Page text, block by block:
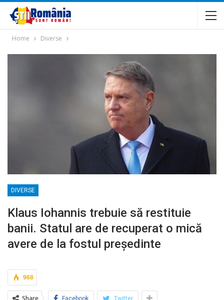
Home Diverse
DIVERSE
Klaus Iohannis trebuie să restituie
banii. Statul are de recuperat o mică
avere de la fostul președinte
968
Share Facebook Twitter